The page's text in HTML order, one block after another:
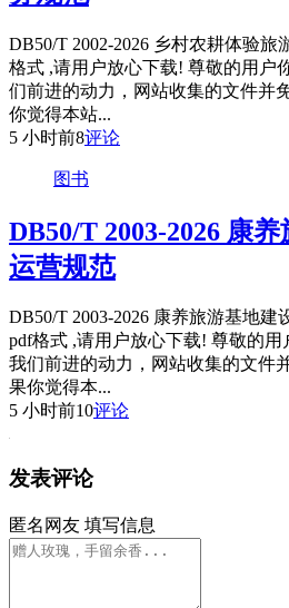
DB50/T 2002-2026 乡村农耕体验旅
格式 ,请用户放心下载! 尊敬的用户
们前进的动力，网站收集的文件并
你觉得本站...
5 小时前8评论
图书
DB50/T 2003-2026 康
运营规范
DB50/T 2003-2026 康养旅游基地建
pdf格式 ,请用户放心下载! 尊敬的
我们前进的动力，网站收集的文件
果你觉得本...
5 小时前10评论
发表评论
匿名网友 填写信息